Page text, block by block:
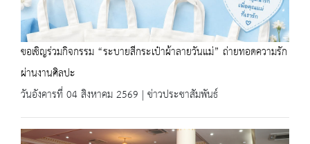
ขอเชิญร่วมกิจกรรม “ระบายสีกระเป๋าผ้าลายวันแม่” ถ่ายทอดความรัก
ผ่านงานศิลปะ
วันอังคารที่ 04 สิงหาคม 2569 | ข่าวประชาสัมพันธ์